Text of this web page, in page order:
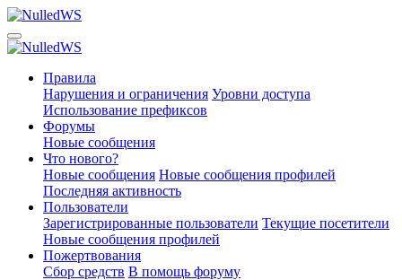
Правила
Нарушения и ограничения Уровни доступа
Использование префиксов
Форумы
Новые сообщения
Что нового?
Новые сообщения Новые сообщения профилей
Последняя активность
Пользователи
Зарегистрированные пользователи Текущие посетители
Новые сообщения профилей
Пожертвования
Сбор средств В помощь форуму